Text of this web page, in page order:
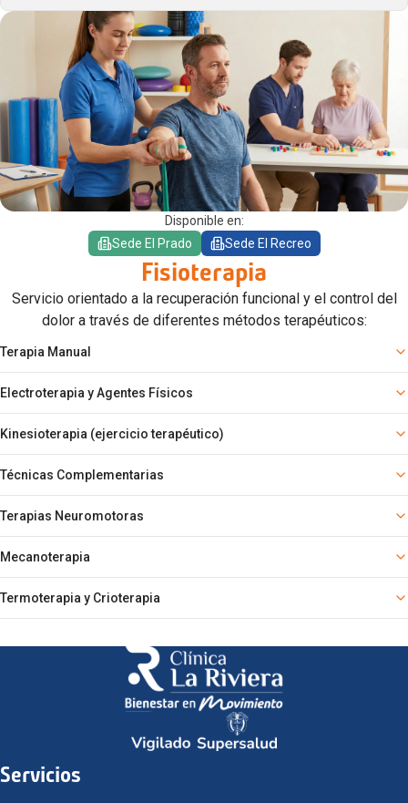
Disponible en:
Sede El Prado
Sede El Recreo
Fisioterapia
Servicio orientado a la recuperación funcional y el control del
dolor a través de diferentes métodos terapéuticos:
Terapia Manual
Masoterapia (masajes terapéuticos), movilización articular,
manipulación vertebral y periférica, estiramientos musculares y
drenaje linfático manual.
Electroterapia y Agentes Físicos
Corrientes analgésicas (TENS), corrientes de estimulación muscular
(EMS, rusas) y ultrasonido terapéutico.
Kinesioterapia (ejercicio terapéutico)
Ejercicios de movilidad articular, fortalecimiento muscular,
propiocepción, equilibrio y reeducación de la marcha.
Técnicas Complementarias
Vendaje neuromuscular (kinesiotaping), técnicas miofasciales y
educación en autocuidado y ergonomía.
Terapias Neuromotoras
Concepto Bobath, método Kabat (PNF - Facilitación Neuromuscular
Propioceptiva), control motor y reaprendizaje funcional.
Mecanoterapia
Uso de poleas, bicicletas, caminadores y equipos especializados de
rehabilitación.
Termoterapia y Crioterapia
criomasaje.
Servicios